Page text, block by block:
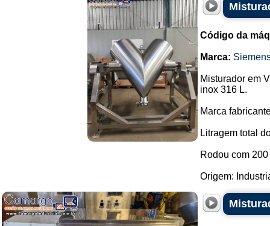
Código da
Marca:
Misturador em
inox 316 L.
Marca
Litragem total
Rodou com
Origem: